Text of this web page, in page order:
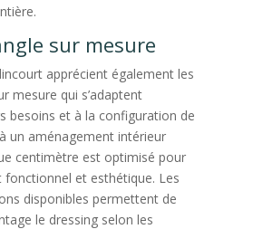
sur mesure
apprécient également les
mesure qui s’adaptent
besoins et à la configuration de
un aménagement intérieur
centimètre est optimisé pour
et esthétique. Les
disponibles permettent de
le dressing selon les